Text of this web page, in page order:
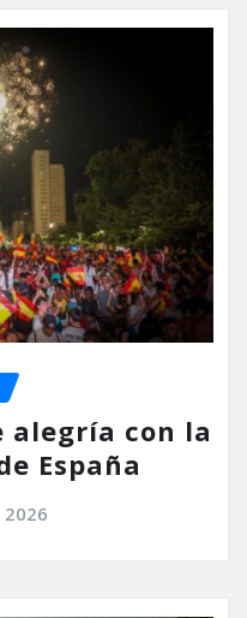
alegría con la
España
2026